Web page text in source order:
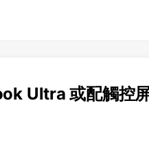
Ultra 或配觸控